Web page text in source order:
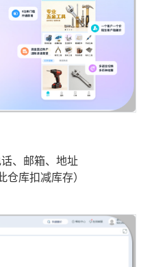
、邮箱、地址
库扣减库存）